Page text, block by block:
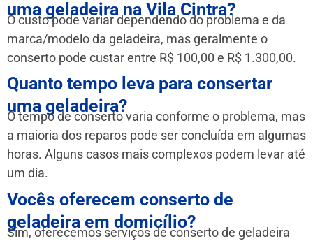
uma geladeira na Vila Cintra?
O custo pode variar dependendo do problema e da
marca/modelo da geladeira, mas geralmente o
conserto pode custar entre R$ 100,00 e R$ 1.300,00.
Quanto tempo leva para consertar
uma geladeira?
O tempo de conserto varia conforme o problema, mas
a maioria dos reparos pode ser concluída em algumas
horas. Alguns casos mais complexos podem levar até
um dia.
Vocês oferecem conserto de
geladeira em domicílio?
Sim, oferecemos serviços de conserto de geladeira